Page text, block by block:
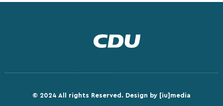
© 2024 All rights Reserved. Design by [iu]media